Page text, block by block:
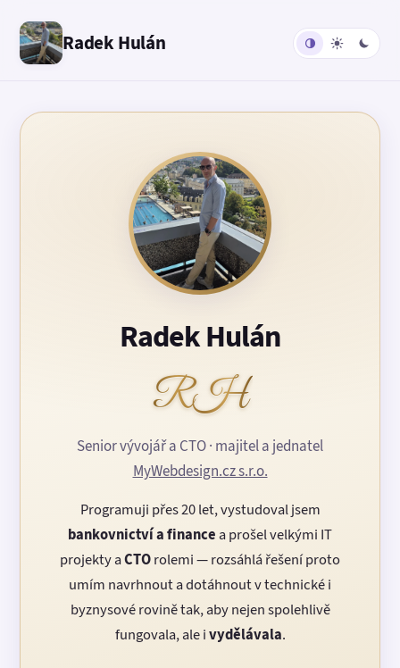
Radek Hulán
Radek Hulán
RH
Senior vývojář a CTO · majitel a jednatel
MyWebdesign.cz s.r.o.
Programuji přes 20 let, vystudoval jsem
bankovnictví a finance a prošel velkými IT
projekty aCTOrolemi — rozsáhlá řešení proto
umím navrhnout a dotáhnout v technické i
byznysové rovině tak, aby nejen spolehlivě
fungovala, ale ivydělávala.